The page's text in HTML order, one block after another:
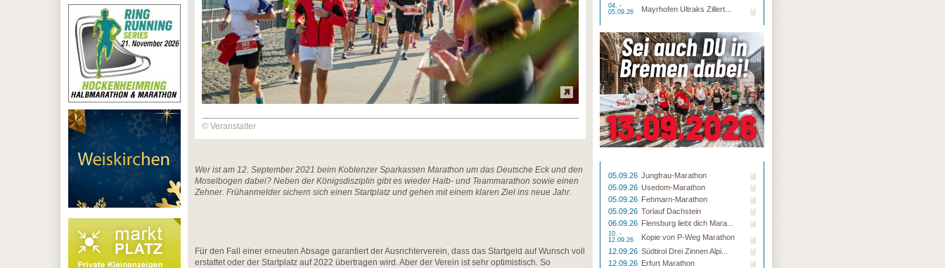
© Veranstalter
Wer ist am 12. September 2021 beim Koblenzer Sparkassen Marathon um das Deutsche Eck und den
Moselbogen dabei? Neben der Königsdisziplin gibt es wieder Halb- und Teammarathon sowie einen
Zehner. Frühanmelder sichern sich einen Startplatz und gehen mit einem klaren Ziel ins neue Jahr.
Für den Fall einer erneuten Absage garantiert der Ausrichterverein, dass das Startgeld auf Wunsch voll
erstattet oder der Startplatz auf 2022 übertragen wird. Aber der Verein ist sehr optimistisch. So
04. -
05.09.26
Mayrhofen Ultraks Zillert...
05.09.26 Jungfrau-Marathon
05.09.26 Usedom-Marathon
05.09.26 Fehmarn-Marathon
05.09.26 Torlauf Dachstein
06.09.26 Flensburg liebt dich Mara...
10. -
12.09.26
Kopie von P-Weg Marathon
12.09.26 Südtirol Drei Zinnen Alpi...
12.09.26 Erfurt Marathon